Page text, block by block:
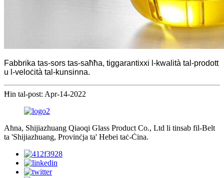
Fabbrika tas-sors tas-saħħa, tiggarantixxi l-kwalità tal-prodott
u l-veloċità tal-kunsinna.
Ħin tal-post: Apr-14-2022
Aħna, Shijiazhuang Qiaoqi Glass Product Co., Ltd li tinsab fil-Belt
ta 'Shijiazhuang, Provinċja ta' Hebei taċ-Ċina.